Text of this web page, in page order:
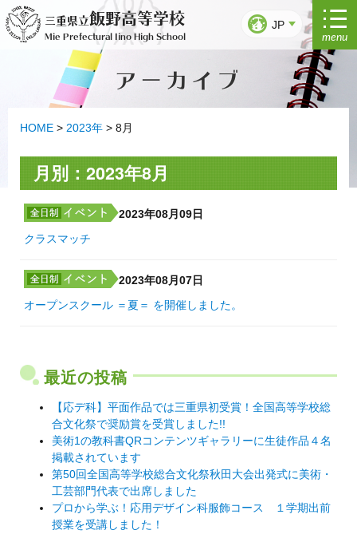
ン
三重県立飯野高等学校
Mie Prefectural Iino High School
JP
menu
アーカイブ
HOME > 2023年 > 8月
月別：2023年8月
2023年08月09日
クラスマッチ
2023年08月07日
オープンスクール ＝夏＝ を開催しました。
最近の投稿
【応デ科】平面作品では三重県初受賞！全国高等学校総
合文化祭で奨励賞を受賞しました!!
美術1の教科書QRコンテンツギャラリーに生徒作品４名
掲載されています
第50回全国高等学校総合文化祭秋田大会出発式に美術・
工芸部門代表で出席しました
プロから学ぶ！応用デザイン科服飾コース １学期出前
授業を受講しました！